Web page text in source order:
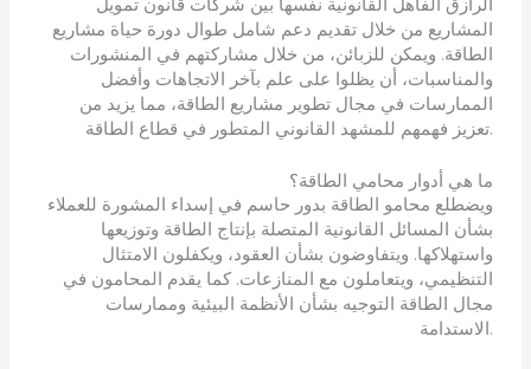
الرازق ألفاهل القانونية نفسها بين شركات قانون تمويل
المشاريع من خلال تقديم دعم شامل طوال دورة حياة مشاريع
الطاقة. ويمكن للزبائن، من خلال مشاركتهم في المنشورات
والمناسبات، أن يظلوا على علم بآخر الاتجاهات وأفضل
الممارسات في مجال تطوير مشاريع الطاقة، مما يزيد من
تعزيز فهمهم للمشهد القانوني المتطور في قطاع الطاقة.
ما هي أدوار محامي الطاقة؟
ويضطلع محامو الطاقة بدور حاسم في إسداء المشورة للعملاء
بشأن المسائل القانونية المتصلة بإنتاج الطاقة وتوزيعها
واستهلاكها. ويتفاوضون بشأن العقود، ويكفلون الامتثال
التنظيمي، ويتعاملون مع المنازعات. كما يقدم المحامون في
مجال الطاقة التوجيه بشأن الأنظمة البيئية وممارسات
الاستدامة.